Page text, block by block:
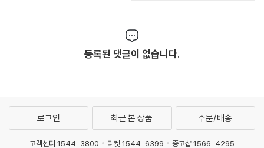
등록된 댓글이 없습니다.
로그인 최근 본 상품 주문/배송
고객센터 1544-3800 티켓 1544-6399 중고샵 1566-4295